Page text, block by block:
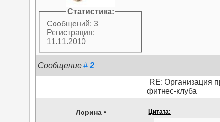
Статистика:
Сообщений: 3
Регистрация:
11.11.2010
Сообщение#2
RE: Организация
фитнес-клуба
Лорина • Цитата: